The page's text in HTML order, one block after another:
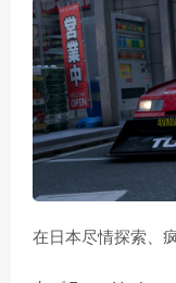
在日本尽情探索、